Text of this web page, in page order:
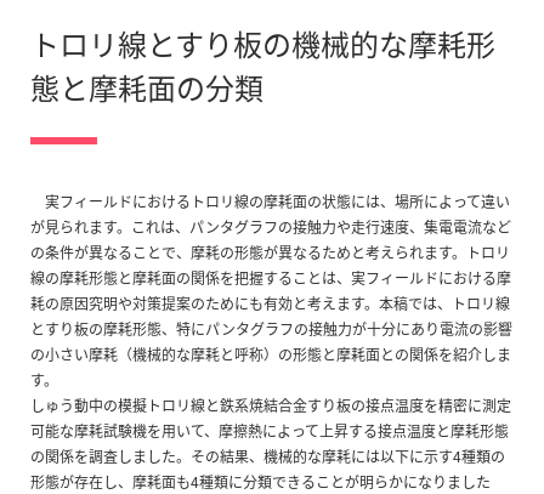
トロリ線とすり板の機械的な摩耗形
態と摩耗面の分類
実フィールドにおけるトロリ線の摩耗面の状態には、場所によって違い
が見られます。これは、パンタグラフの接触力や走行速度、集電電流など
の条件が異なることで、摩耗の形態が異なるためと考えられます。トロリ
線の摩耗形態と摩耗面の関係を把握することは、実フィールドにおける摩
耗の原因究明や対策提案のためにも有効と考えます。本稿では、トロリ線
とすり板の摩耗形態、特にパンタグラフの接触力が十分にあり電流の影響
の小さい摩耗（機械的な摩耗と呼称）の形態と摩耗面との関係を紹介しま
す。
しゅう動中の模擬トロリ線と鉄系焼結合金すり板の接点温度を精密に測定
可能な摩耗試験機を用いて、摩擦熱によって上昇する接点温度と摩耗形態
の関係を調査しました。その結果、機械的な摩耗には以下に示す4種類の
形態が存在し、摩耗面も4種類に分類できることが明らかになりました